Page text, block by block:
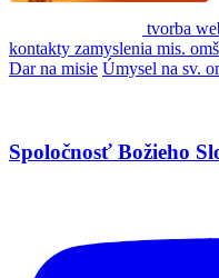
tvorba
kontakty zamyslenia mis.
Dar na misie Úmysel na sv.
Spoločnosť Božieho